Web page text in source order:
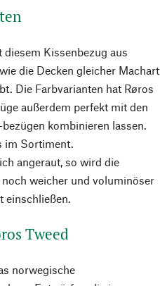
Kissenbezug aus
die Decken gleicher Machart
Die Farbvarianten hat Røros
außerdem perfekt mit den
kombinieren lassen.
im Sortiment.
angeraut, so wird die
weicher und voluminöser
einschließen.
Tweed
norwegische